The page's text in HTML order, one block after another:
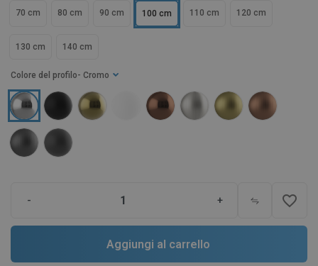
Colore del profilo - Cromo
70 cm 80 cm 90 cm 100 cm 110 cm 120 cm
130 cm 140 cm
- + favorite_border
Aggiungi al carrello